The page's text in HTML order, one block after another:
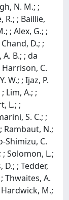
N. M.; ;
R.; ; Baillie,
; Alex, G.; ;
D.; ;
B.; ; da
Harrison, C.
W.; ; Ijaz, P.
Lim, A.; ;
L.; ;
S. C.; ;
Rambaut, N.;
Shimizu, C.
; Solomon, L.;
D.; ; Tedder,
Thwaites, A.
Hardwick, M.;